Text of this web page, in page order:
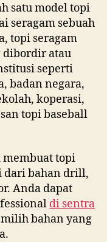
WA
0812
8969
2251
satu model topi
seragam sebuah
topi seragam
dibordir atau
seperti
badan negara,
koperasi,
topi baseball
topi
dari bahan drill,
Anda dapat
di sentra
bahan yang